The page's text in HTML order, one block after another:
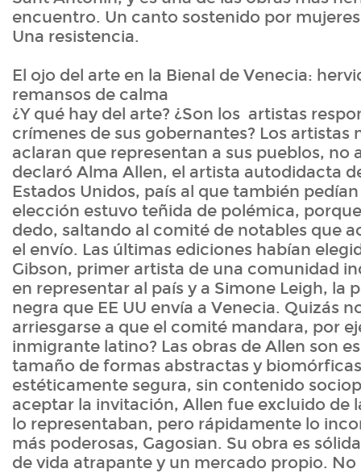
encuentro. Un canto sostenido por
Una resistencia.
El ojo del arte en la Bienal de Venecia:
remansos de calma
¿Y qué hay del arte? ¿Son los artistas
crímenes de sus gobernantes? Los artistas
aclaran que representan a sus pueblos, no
declaró Alma Allen, el artista autodidacta
Estados Unidos, país al que también
elección estuvo teñida de polémica,
dedo, saltando al comité de notables que
el envío. Las últimas ediciones habían
Gibson, primer artista de una comunidad
en representar al país y a Simone Leigh, la
negra que EE UU envía a Venecia. Quizás
arriesgarse a que el comité mandara, por
inmigrante latino? Las obras de Allen son
tamaño de formas abstractas y
estéticamente segura, sin contenido
aceptar la invitación, Allen fue excluido de
lo representaban, pero rápidamente lo
más poderosas, Gagosian. Su obra es
de vida atrapante y un mercado propio. No